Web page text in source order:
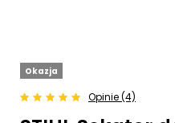
Okazja
Opinie (4)